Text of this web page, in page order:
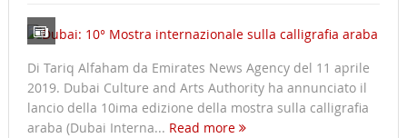
Di Tariq Alfaham da Emirates News Agency del 11 aprile
2019. Dubai Culture and Arts Authority ha annunciato il
lancio della 10ima edizione della mostra sulla calligrafia
araba (Dubai Interna... Read more